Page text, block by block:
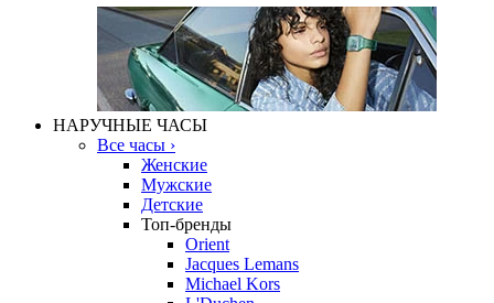
НАРУЧНЫЕ ЧАСЫ
Все часы ›
Женские
Мужские
Детские
Топ-бренды
Orient
Jacques Lemans
Michael Kors